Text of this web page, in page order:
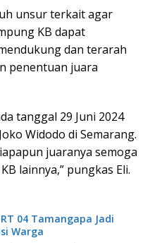
unsur terkait agar
KB dapat
dan terarah
penentuan juara
tanggal 29 Juni 2024
Widodo di Semarang.
juaranya semoga
lainnya,” pungkas Eli.
04 Tamangapa Jadi
Warga